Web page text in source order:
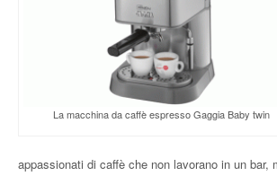
La macchina da caffè espresso Gaggia Baby twin
appassionati di caffè che non lavorano in un bar,